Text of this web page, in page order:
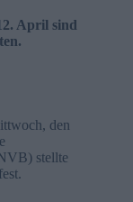
April sind
den
stellte